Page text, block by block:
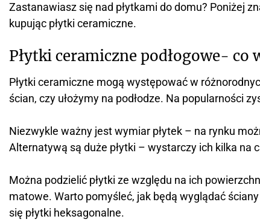
Zastanawiasz się nad płytkami do domu? Poniżej
kupując płytki ceramiczne.
Płytki ceramiczne podłogowe- co
Płytki ceramiczne mogą występować w
ścian, czy ułożymy na podłodze. Na popularności
Niezwykle ważny jest wymiar płytek – na rynku
Alternatywą są duże płytki – wystarczy ich kilka na
Można podzielić płytki ze względu na ich
matowe. Warto pomyśleć, jak będą wyglądać
się płytki heksagonalne.